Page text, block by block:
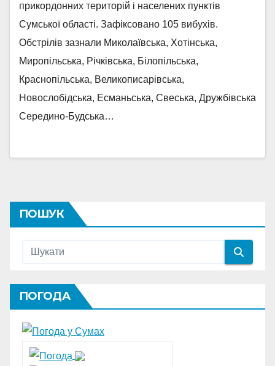
прикордонних територій і населених пунктів
Сумської області. Зафіксовано 105 вибухів.
Обстрілів зазнали Миколаївська, Хотінська,
Миропільська, Річківська, Білопільська,
Краснопільська, Великописарівська,
Новослобідська, Есманьська, Свеська, Дружбівська
Середино-Будська…
ПОШУК
ПОГОДА